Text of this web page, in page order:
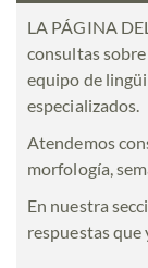
LA PÁGINA
consultas
equipo de
especializados.
Atendemos
morfología,
En nuestra
respuestas que